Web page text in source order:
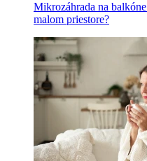
Mikrozáhrada na
malom priestore?